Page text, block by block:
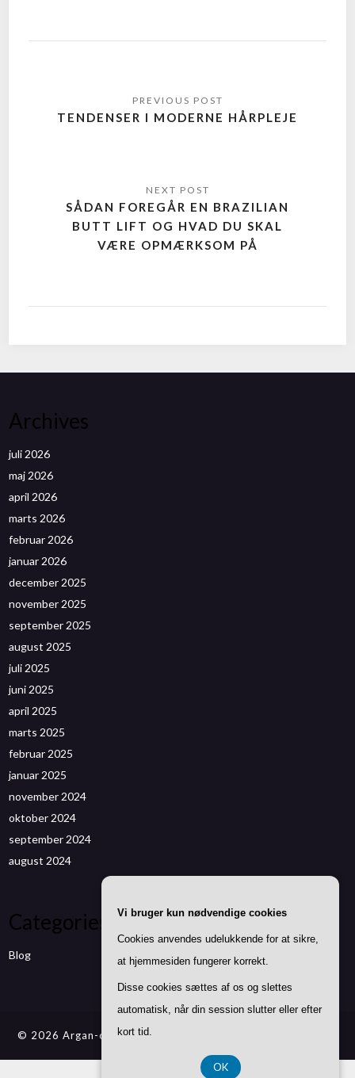
TENDENSER I MODERNE HÅRPLEJE
SÅDAN FOREGÅR EN BRAZILIAN
BUTT LIFT OG HVAD DU SKAL
VÆRE OPMÆRKSOM PÅ
Archives
juli 2026
maj 2026
april 2026
marts 2026
februar 2026
januar 2026
december 2025
november 2025
september 2025
august 2025
juli 2025
juni 2025
april 2025
marts 2025
februar 2025
januar 2025
november 2024
oktober 2024
september 2024
august 2024
Categories
Blog
© 2026 Argan-olie-med-duft.dk
Vi bruger kun nødvendige cookies
Cookies anvendes udelukkende for at sikre,
at hjemmesiden fungerer korrekt.
Disse cookies sættes af os og slettes
automatisk, når din session slutter eller efter
kort tid.
OK